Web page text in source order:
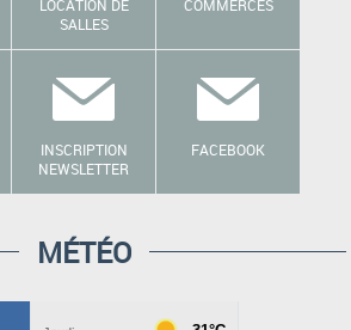
LOCATION DE
SALLES
COMMERCES
INSCRIPTION
NEWSLETTER
FACEBOOK
MÉTÉO